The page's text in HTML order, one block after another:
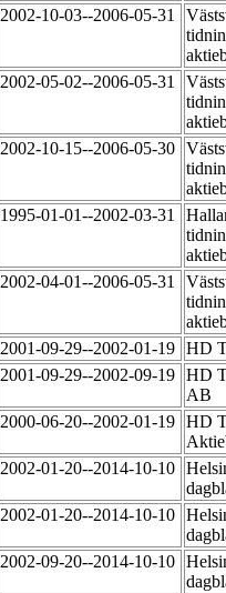
2002-10-03--2006-05-31
2002-05-02--2006-05-31
2002-10-15--2006-05-30
1995-01-01--2002-03-31
2002-04-01--2006-05-31
2001-09-29--2002-01-19 HD
2001-09-29--2002-09-19 HD
AB
2000-06-20--2002-01-19 HD
2002-01-20--2014-10-10
2002-01-20--2014-10-10
2002-09-20--2014-10-10